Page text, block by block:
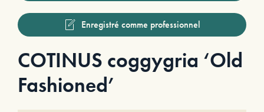
Enregistré comme professionnel
COTINUS coggygria ‘Old
Fashioned’